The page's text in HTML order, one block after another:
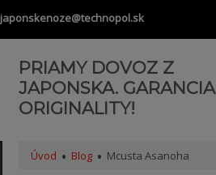
japonskenoze@technopol.sk
PRIAMY DOVOZ Z
JAPONSKA. GARANCIA
ORIGINALITY!
Úvod Blog Mcusta Asanoha